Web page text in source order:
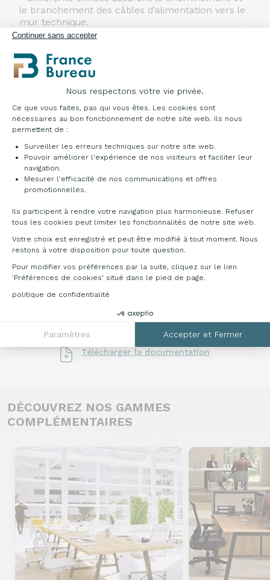
Continuer sans accepter
Nous respectons votre vie privée.
Plateforme de Gestion du Consentement :
Ce que vous faites, pas qui vous êtes. Les cookies sont
nécessaires au bon fonctionnement de notre site web. Ils nous
permettent de :
Surveiller les erreurs techniques sur notre site web.
Pouvoir améliorer l'expérience de nos visiteurs et faciliter leur
navigation.
Mesurer l'efficacité de nos communications et offres
promotionnelles.
Ils participent à rendre votre navigation plus harmonieuse. Refuser
tous les cookies peut limiter les fonctionnalités de notre site web.
Votre choix est enregistré et peut être modifié à tout moment. Nous
restons à votre disposition pour toute question.
Pour modifier vos préférences par la suite, cliquez sur le lien
'Préférences de cookies' situé dans le pied de page.
politique de confidentialité
Paramètres Accepter et Fermer
Axeptio consent
le branchement des câbles d’alimentation vers le
mur technique.
DÉCLINAISONS & TARIFS
Accédez au catalogue ci-dessous pour découvrir
les multitudes de possibilités qu'offre cette
complémentaires, veuillez nous contacter au
ou sur info@francebureau.com
Télécharger la documentation
DÉCOUVREZ NOS GAMMES
COMPLÉMENTAIRES